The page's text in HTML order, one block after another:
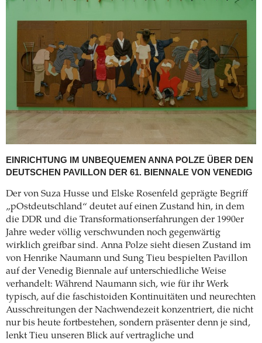
EINRICHTUNG IM UNBEQUEMEN ANNA POLZE ÜBER DEN
DEUTSCHEN PAVILLON DER 61. BIENNALE VON VENEDIG
Der von Suza Husse und Elske Rosenfeld geprägte Begriff
„pOstdeutschland“ deutet auf einen Zustand hin, in dem
die DDR und die Transformationserfahrungen der 1990er
Jahre weder völlig verschwunden noch gegenwärtig
wirklich greifbar sind. Anna Polze sieht diesen Zustand im
von Henrike Naumann und Sung Tieu bespielten Pavillon
auf der Venedig Biennale auf unterschiedliche Weise
verhandelt: Während Naumann sich, wie für ihr Werk
typisch, auf die faschistoiden Kontinuitäten und neurechten
Ausschreitungen der Nachwendezeit konzentriert, die nicht
nur bis heute fortbestehen, sondern präsenter denn je sind,
lenkt Tieu unseren Blick auf vertragliche und